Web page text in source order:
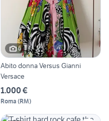
6
Abito donna Versus Gianni
Versace
1.000 €
Roma (RM)